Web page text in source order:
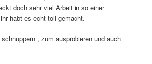
doch sehr viel Arbeit in so einer
habt es echt toll gemacht.
, zum ausprobieren und auch